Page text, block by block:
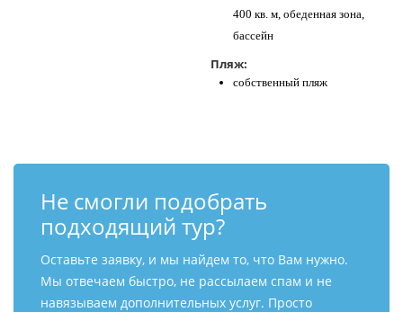
400 кв. м, обеденная зона,
бассейн
Пляж:
собственный пляж
Не смогли подобрать
подходящий тур?
Оставьте заявку, и мы найдем то, что Вам нужно.
Мы отвечаем быстро, не рассылаем спам и не
навязываем дополнительных услуг. Просто